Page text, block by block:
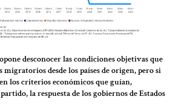
desconocer las condiciones objetivas que
desde los países de origen, pero si
los criterios económicos que guían,
la respuesta de los gobiernos de Estados